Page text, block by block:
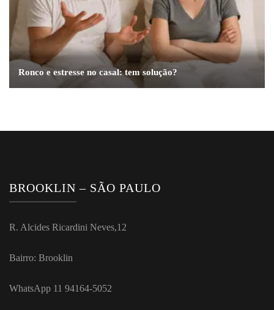
Ronco e estresse no casal: tem solução?
BROOKLIN – SÃO PAULO
R. Alcides Ricardini Neves,12
Bairro: Brooklin
WhatsApp 11 94164-5052